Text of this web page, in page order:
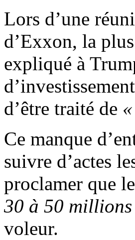
Lors d’une
d’Exxon, la
expliqué à
d’être traité de
Ce manque
suivre d’actes
proclamer que
30 à 50
voleur.